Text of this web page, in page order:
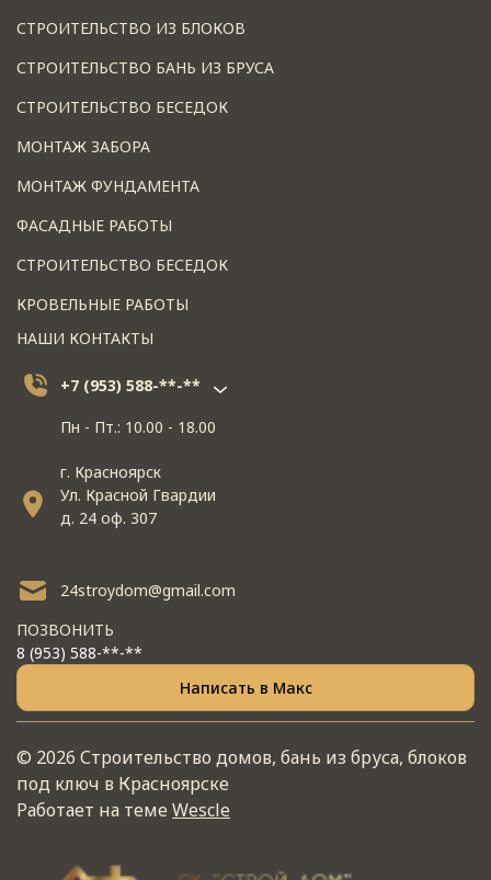
СТРОИТЕЛЬСТВО ИЗ БЛОКОВ
СТРОИТЕЛЬСТВО БАНЬ ИЗ БРУСА
СТРОИТЕЛЬСТВО БЕСЕДОК
МОНТАЖ ЗАБОРА
МОНТАЖ ФУНДАМЕНТА
ФАСАДНЫЕ РАБОТЫ
СТРОИТЕЛЬСТВО БЕСЕДОК
КРОВЕЛЬНЫЕ РАБОТЫ
НАШИ КОНТАКТЫ
+7 (953) 588-**-**
Пн - Пт.: 10.00 - 18.00
г. Красноярск
Ул. Красной Гвардии
д. 24 оф. 307
24stroydom@gmail.com
ПОЗВОНИТЬ
8 (953) 588-**-**
Написать в Макс
© 2026 Строительство домов, бань из бруса, блоков
под ключ в Красноярске
Работает на темеWescle